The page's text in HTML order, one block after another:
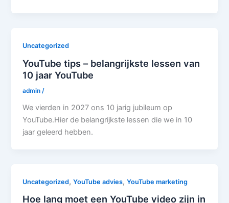
Uncategorized
YouTube tips – belangrijkste lessen van
10 jaar YouTube
admin/
We vierden in 2027 ons 10 jarig jubileum op
YouTube.Hier de belangrijkste lessen die we in 10
jaar geleerd hebben.
Uncategorized,YouTube advies,YouTube marketing
Hoe lang moet een YouTube video zijn in